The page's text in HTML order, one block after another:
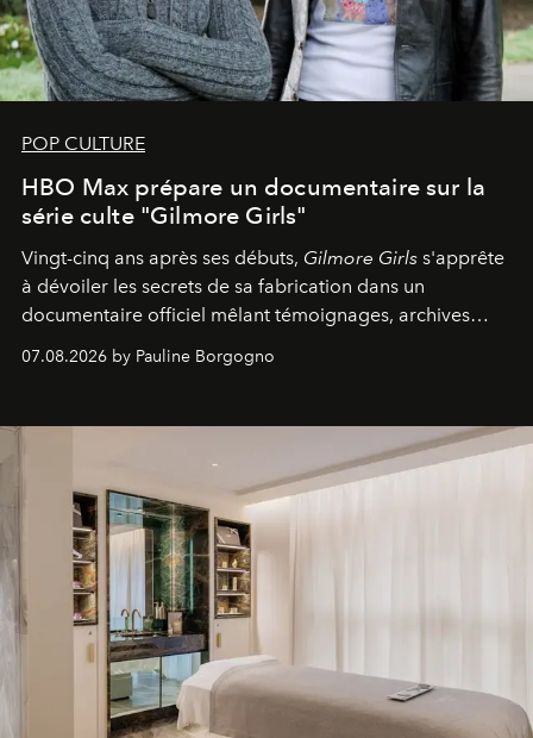
POP CULTURE
HBO Max prépare un documentaire sur la
série culte "Gilmore Girls"
Vingt-cinq ans après ses débuts, Gilmore Girls s'apprête
à dévoiler les secrets de sa fabrication dans un
documentaire officiel mêlant témoignages, archives
inédites et plongée dans les coulisses d'un phénomène
générationnel.
07.08.2026 by Pauline Borgogno